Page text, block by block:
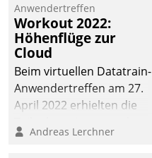
Mammutprojekte
meistern und Workloads
wuppen – bei zunehmend
anspruchsvollen
Aufgaben und
abnehmendem
Anwendertreffen
Workout 2022:
Höhenflüge zur
Cloud
Beim virtuellen Datatrain-
Anwendertreffen am 27.
April 2022 erhielten die
Teilnehmer kurzweilige
Andreas Lerchner